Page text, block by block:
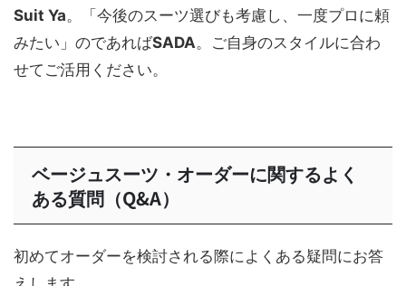
Suit Ya。「今後のスーツ選びも考慮し、一度プロに頼
みたい」のであればSADA。ご自身のスタイルに合わ
せてご活用ください。
ベージュスーツ・オーダーに関するよく
ある質問（Q&A）
初めてオーダーを検討される際によくある疑問にお答